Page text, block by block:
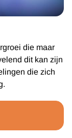
die maar
dit kan zijn
die zich